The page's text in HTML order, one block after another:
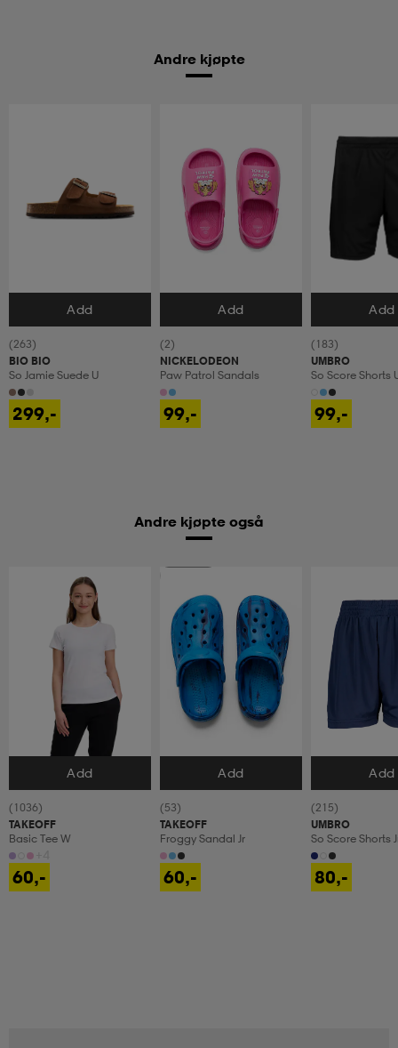
Andre kjøpte
Velg størrelse
Add
(263)
BIO BIO
So Jamie Suede U
299,-
Velg størrelse
Add
(2)
NICKELODEON
Paw Patrol Sandals
99,-
Velg Add
(183)
UMBRO
So Score Shorts
99,-
Andre kjøpte også
Velg størrelse
Add
(1036)
TAKEOFF
Basic Tee W
60,-
Velg størrelse
Add
(53)
TAKEOFF
Froggy Sandal Jr
60,-
Velg Add
(215)
UMBRO
So Score Shorts
80,-